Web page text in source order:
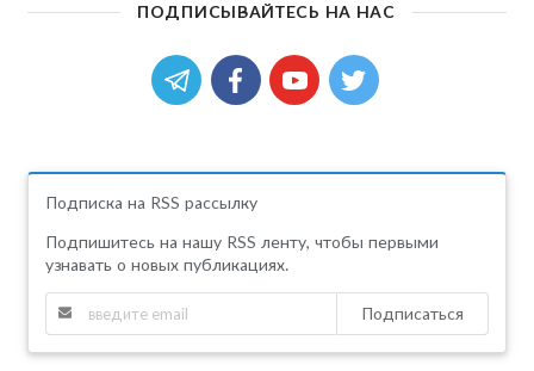
ПОДПИСЫВАЙТЕСЬ НА НАС
Подписка на RSS рассылку
Подпишитесь на нашу RSS ленту, чтобы первыми
узнавать о новых публикациях.
Подписаться